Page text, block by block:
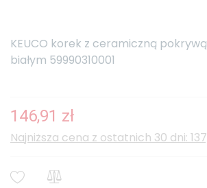
KEUCO korek z ceramiczną
białym 59990310001
146,91 zł
Najniższa cena z ostatnich 30 dni: